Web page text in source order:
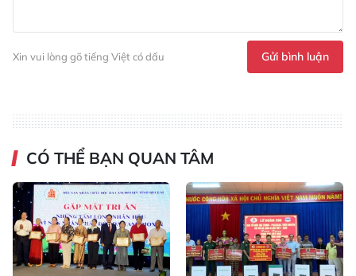
Xin vui lòng gõ tiếng Việt có dấu Gửi bình luận
CÓ THỂ BẠN QUAN TÂM